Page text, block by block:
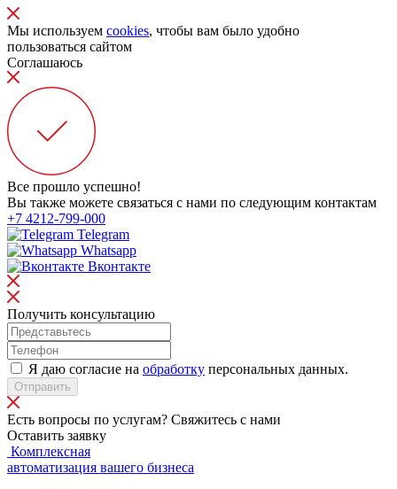
Мы используем cookies, чтобы вам было удобно
пользоваться сайтом
Соглашаюсь
Все прошло успешно!
Вы также можете связаться с нами по следующим контактам
+7 4212-799-000
Telegram
Whatsapp
Вконтакте
Получить консультацию
Я даю согласие на обработку персональных данных.
Отправить
Есть вопросы по услугам? Свяжитесь с нами
Оставить заявку
Комплексная
автоматизация вашего бизнеса